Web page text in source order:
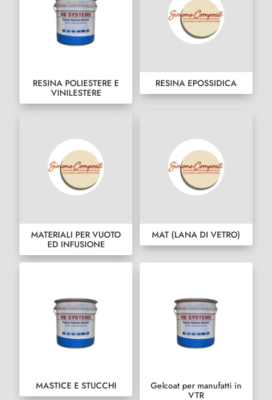
RESINA POLIESTERE E
VINILESTERE
RESINA EPOSSIDICA
MATERIALI PER VUOTO
ED INFUSIONE
MAT (LANA DI VETRO)
MASTICE E STUCCHI
Gelcoat per manufatti in
VTR